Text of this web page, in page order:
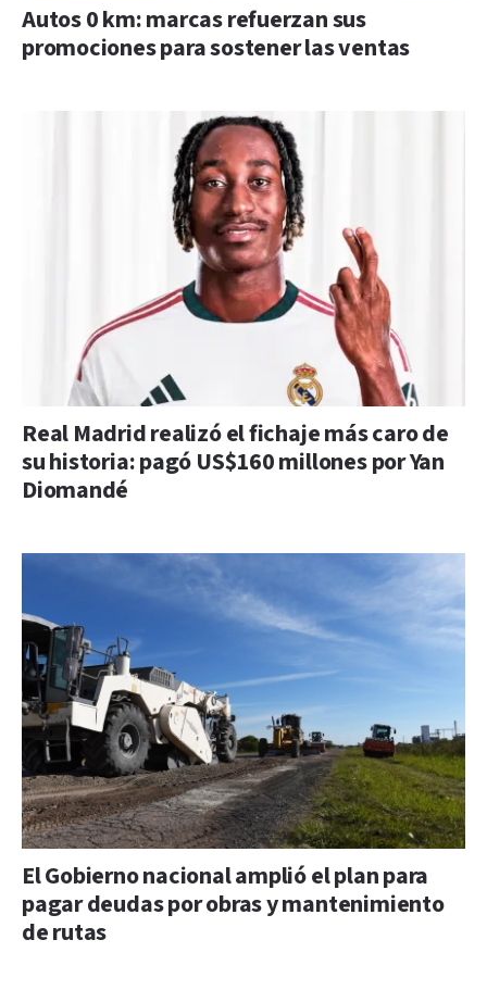
Autos 0 km: marcas refuerzan sus
promociones para sostener las ventas
Real Madrid realizó el fichaje más caro de
su historia: pagó US$160 millones por Yan
Diomandé
El Gobierno nacional amplió el plan para
pagar deudas por obras y mantenimiento
de rutas